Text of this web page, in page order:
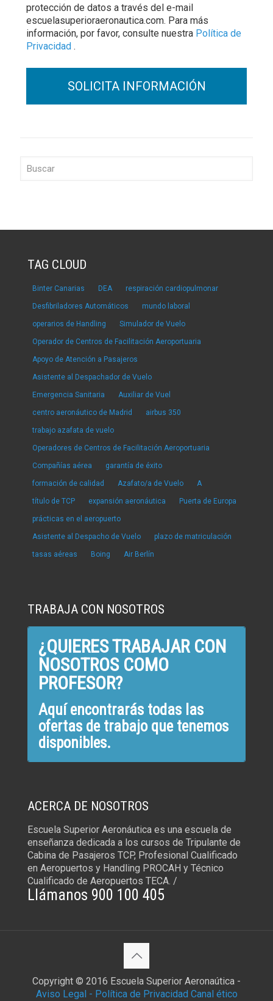
protección de datos a través del e-mail
escuelasuperioraeronautica.com. Para más
información, por favor, consulte nuestra Política de
Privacidad .
TAG CLOUD
Binter Canarias DEA respiración cardiopulmonar
Desfibriladores Automáticos mundo laboral
operarios de Handling Simulador de Vuelo
Operador de Centros de Facilitación Aeroportuaria
Apoyo de Atención a Pasajeros
Asistente al Despachador de Vuelo
Emergencia Sanitaria Auxiliar de Vuel
centro aeronáutico de Madrid airbus 350
trabajo azafata de vuelo
Operadores de Centros de Facilitación Aeroportuaria
Compañías aérea garantía de éxito
formación de calidad Azafato/a de Vuelo A
título de TCP expansión aeronáutica Puerta de Europa
prácticas en el aeropuerto
Asistente al Despacho de Vuelo plazo de matriculación
tasas aéreas Boing Air Berlín
TRABAJA CON NOSOTROS
¿QUIERES TRABAJAR CON
NOSOTROS COMO
PROFESOR?
Aquí encontrarás todas las
ofertas de trabajo que tenemos
disponibles.
ACERCA DE NOSOTROS
Escuela Superior Aeronáutica es una escuela de
enseñanza dedicada a los cursos de Tripulante de
Cabina de Pasajeros TCP, Profesional Cualificado
en Aeropuertos y Handling PROCAH y Técnico
Cualificado de Aeropuertos TECA. /
Llámanos 900 100 405
Copyright © 2016 Escuela Superior Aeronaútica -
Aviso Legal - Política de Privacidad Canal ético